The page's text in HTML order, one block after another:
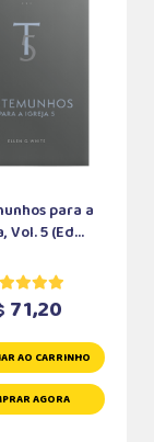
para a
Vol. 5 (Ed...
71,20
AO CARRINHO
AGORA